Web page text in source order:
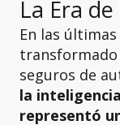
La Era
En las
seguros de
la
representó